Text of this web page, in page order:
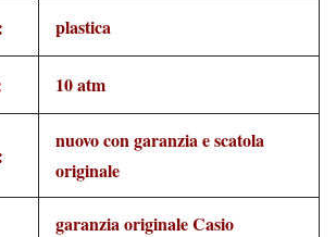
plastica
10 atm
nuovo con garanzia e scatola
originale
garanzia originale Casio